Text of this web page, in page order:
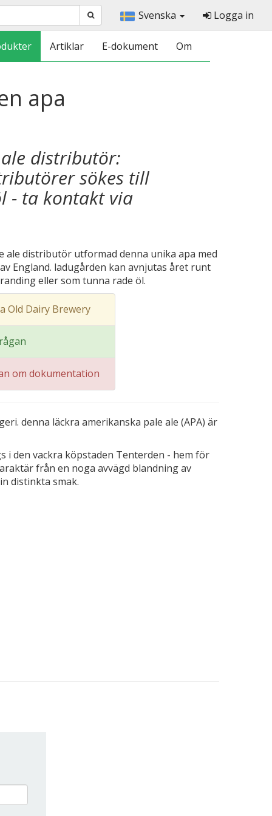
Svenska Logga in
Artiklar E-dokument Om
apa
distributör:
sökes till
- ta kontakt via
ale distributör utformad denna unika apa med
England. ladugården kan avnjutas året runt
eller som tunna rade öl.
Old Dairy Brewery
om dokumentation
denna läckra amerikanska pale ale (APA) är
i den vackra köpstaden Tenterden - hem för
från en noga avvägd blandning av
distinkta smak.